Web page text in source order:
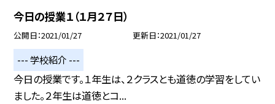
今日の授業１（１月２７日）
公開日 2021/01/27 更新日 2021/01/27
--- 学校紹介 ---
今日の授業です。１年生は、２クラスとも道徳の学習をしてい
ました。２年生は道徳とコ...